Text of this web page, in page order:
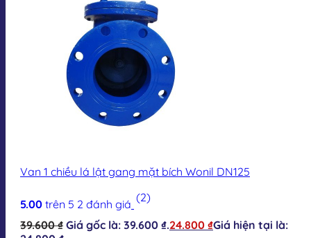
Van 1 chiều lá lật gang mặt bích Wonil DN125
5.00 trên 5 2 đánh giá (2)
39.600₫ Giá gốc là: 39.600 ₫.24.800 ₫Giá hiện tại là: